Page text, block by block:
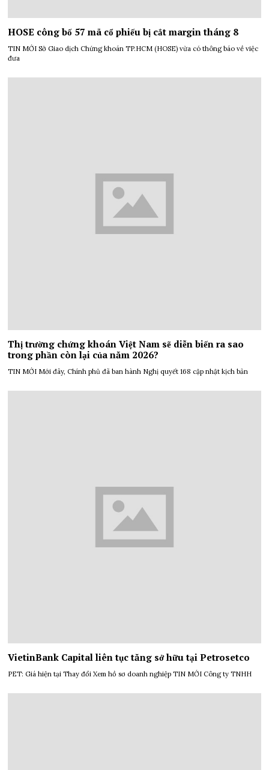
HOSE công bố 57 mã cổ phiếu bị cắt margin tháng 8
TIN MỚI Sở Giao dịch Chứng khoán TP.HCM (HOSE) vừa có thông báo về việc
đưa
Thị trường chứng khoán Việt Nam sẽ diễn biến ra sao
trong phần còn lại của năm 2026?
TIN MỚI Mới đây, Chính phủ đã ban hành Nghị quyết 168 cập nhật kịch bản
VietinBank Capital liên tục tăng sở hữu tại Petrosetco
PET: Giá hiện tại Thay đổi Xem hồ sơ doanh nghiệp TIN MỚI Công ty TNHH